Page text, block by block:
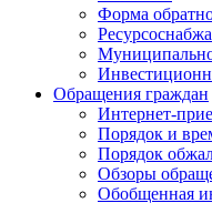
Форма
Обращения граждан
Интернет-
Порядок и
Порядок
Обзоры
Обобщенная